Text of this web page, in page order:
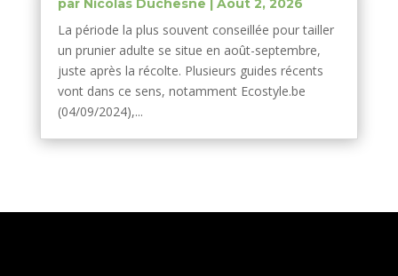
par Nicolas Duchesne | Août 2, 2026
La période la plus souvent conseillée pour tailler
un prunier adulte se situe en août-septembre,
juste après la récolte. Plusieurs guides récents
vont dans ce sens, notamment Ecostyle.be
(04/09/2024),...